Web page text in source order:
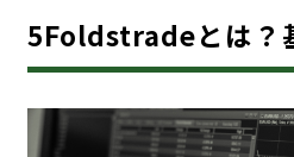
5Foldstradeとは？